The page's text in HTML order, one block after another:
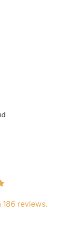
186 reviews.